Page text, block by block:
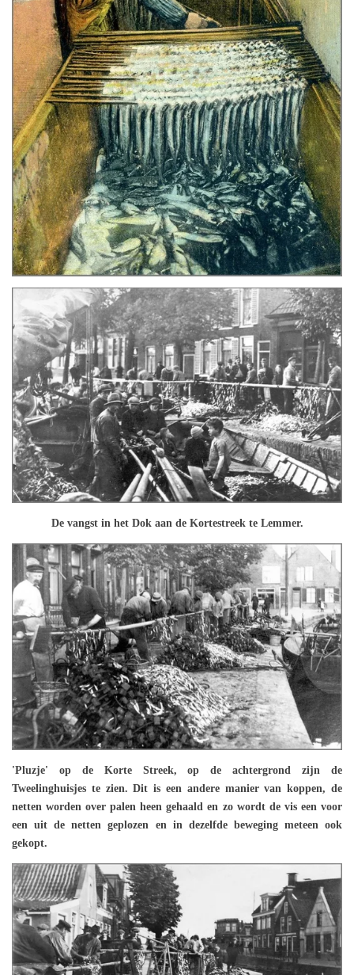
De vangst in het Dok aan de Kortestreek te Lemmer.
'Pluzje' op de Korte Streek, op de achtergrond zijn de
Tweelinghuisjes te zien. Dit is een andere manier van koppen, de
netten worden over palen heen gehaald en zo wordt de vis een voor
een uit de netten geplozen en in dezelfde beweging meteen ook
gekopt.